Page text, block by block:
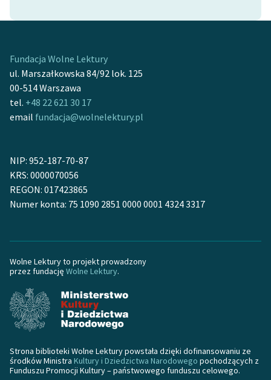
Lektur
Kontakt
O projekcie
Zespół
Zasady wykorzystania
Wolnych Lektur
Logotypy
Regulamin biblioteki
Dane fundacji i
sprawozdania finansowe
Informacja o treściach
wrażliwych
Fundacja Wolne Lektury
ul. Marszałkowska 84/92 lok. 125
00-514 Warszawa
tel. +48 22 621 30 17
email fundacja@wolnelektury.pl
NIP: 952-187-70-87
KRS: 0000070056
REGON: 017423865
Numer konta: 75 1090 2851 0000 0001 4324 3317
Wolne Lektury to projekt prowadzony
przez fundację Wolne Lektury.
Strona biblioteki Wolne Lektury powstała dzięki dofinansowaniu ze
środków Ministra Kultury i Dziedzictwa Narodowego pochodzących z
Funduszu Promocji Kultury – państwowego funduszu celowego.